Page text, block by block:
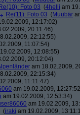
Re(10): Foto 03 (4helli am
Re(11): Foto 03 (Muubär
12:17:02)
20:11:46)
22:12:55)
11:07:54)
12:08:55)
20:12:04)
am 18.02.2009,
22:15:34)
11:11:47)
am 19.02.2009,
am 19.02.2009, 12:53:34)
am 19.02.2009,
(iraki am 19.02.2009,